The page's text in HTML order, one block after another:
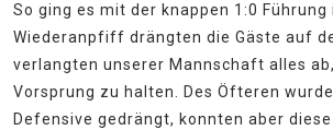
So ging es mit der knappen 1:0 Führung
Wiederanpfiff drängten die Gäste auf
verlangten unserer Mannschaft alles
Vorsprung zu halten. Des Öfteren
Defensive gedrängt, konnten aber